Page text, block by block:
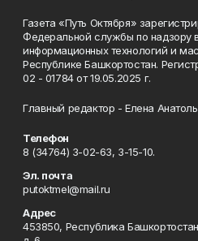
Газета «Путь Октября»
Федеральной службы по надзору
информационных технологий и
Республике Башкортостан.
02 - 01784 от 19.05.2025 г.
Главный редактор - Елена
Телефон
8 (34764) 3-02-63, 3-15-10.
Эл. почта
putoktmel@mail.ru
Адрес
453850, Республика